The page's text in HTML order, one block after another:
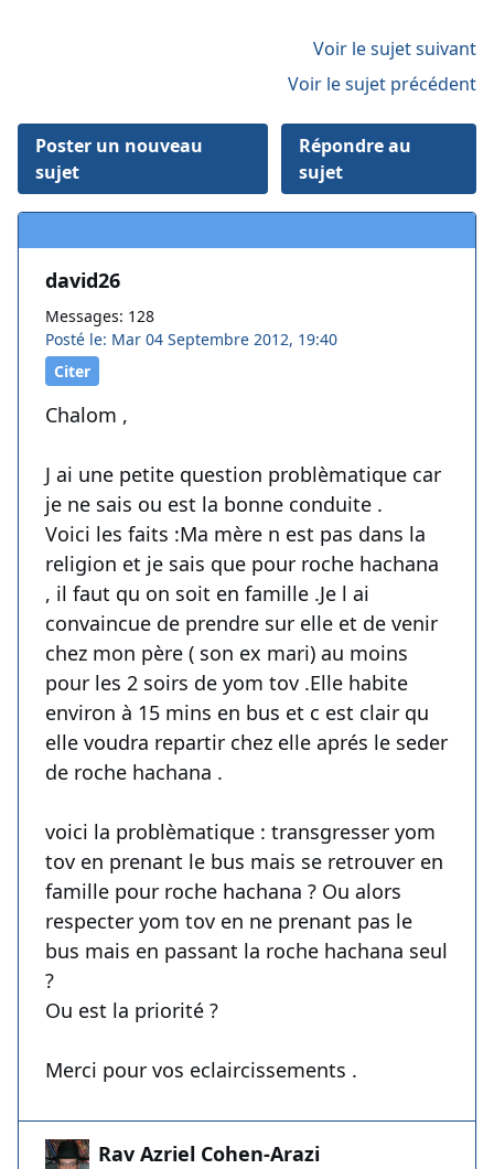
Voir le sujet suivant
Voir le sujet précédent
Poster un nouveau
sujet
Répondre au
sujet
david26
Messages: 128
Posté le: Mar 04 Septembre 2012, 19:40
Citer
Chalom ,
J ai une petite question problèmatique car
je ne sais ou est la bonne conduite .
Voici les faits :Ma mère n est pas dans la
religion et je sais que pour roche hachana
, il faut qu on soit en famille .Je l ai
convaincue de prendre sur elle et de venir
chez mon père ( son ex mari) au moins
pour les 2 soirs de yom tov .Elle habite
environ à 15 mins en bus et c est clair qu
elle voudra repartir chez elle aprés le seder
de roche hachana .
voici la problèmatique : transgresser yom
tov en prenant le bus mais se retrouver en
famille pour roche hachana ? Ou alors
respecter yom tov en ne prenant pas le
bus mais en passant la roche hachana seul
?
Ou est la priorité ?
Merci pour vos eclaircissements .
Rav Azriel Cohen-Arazi